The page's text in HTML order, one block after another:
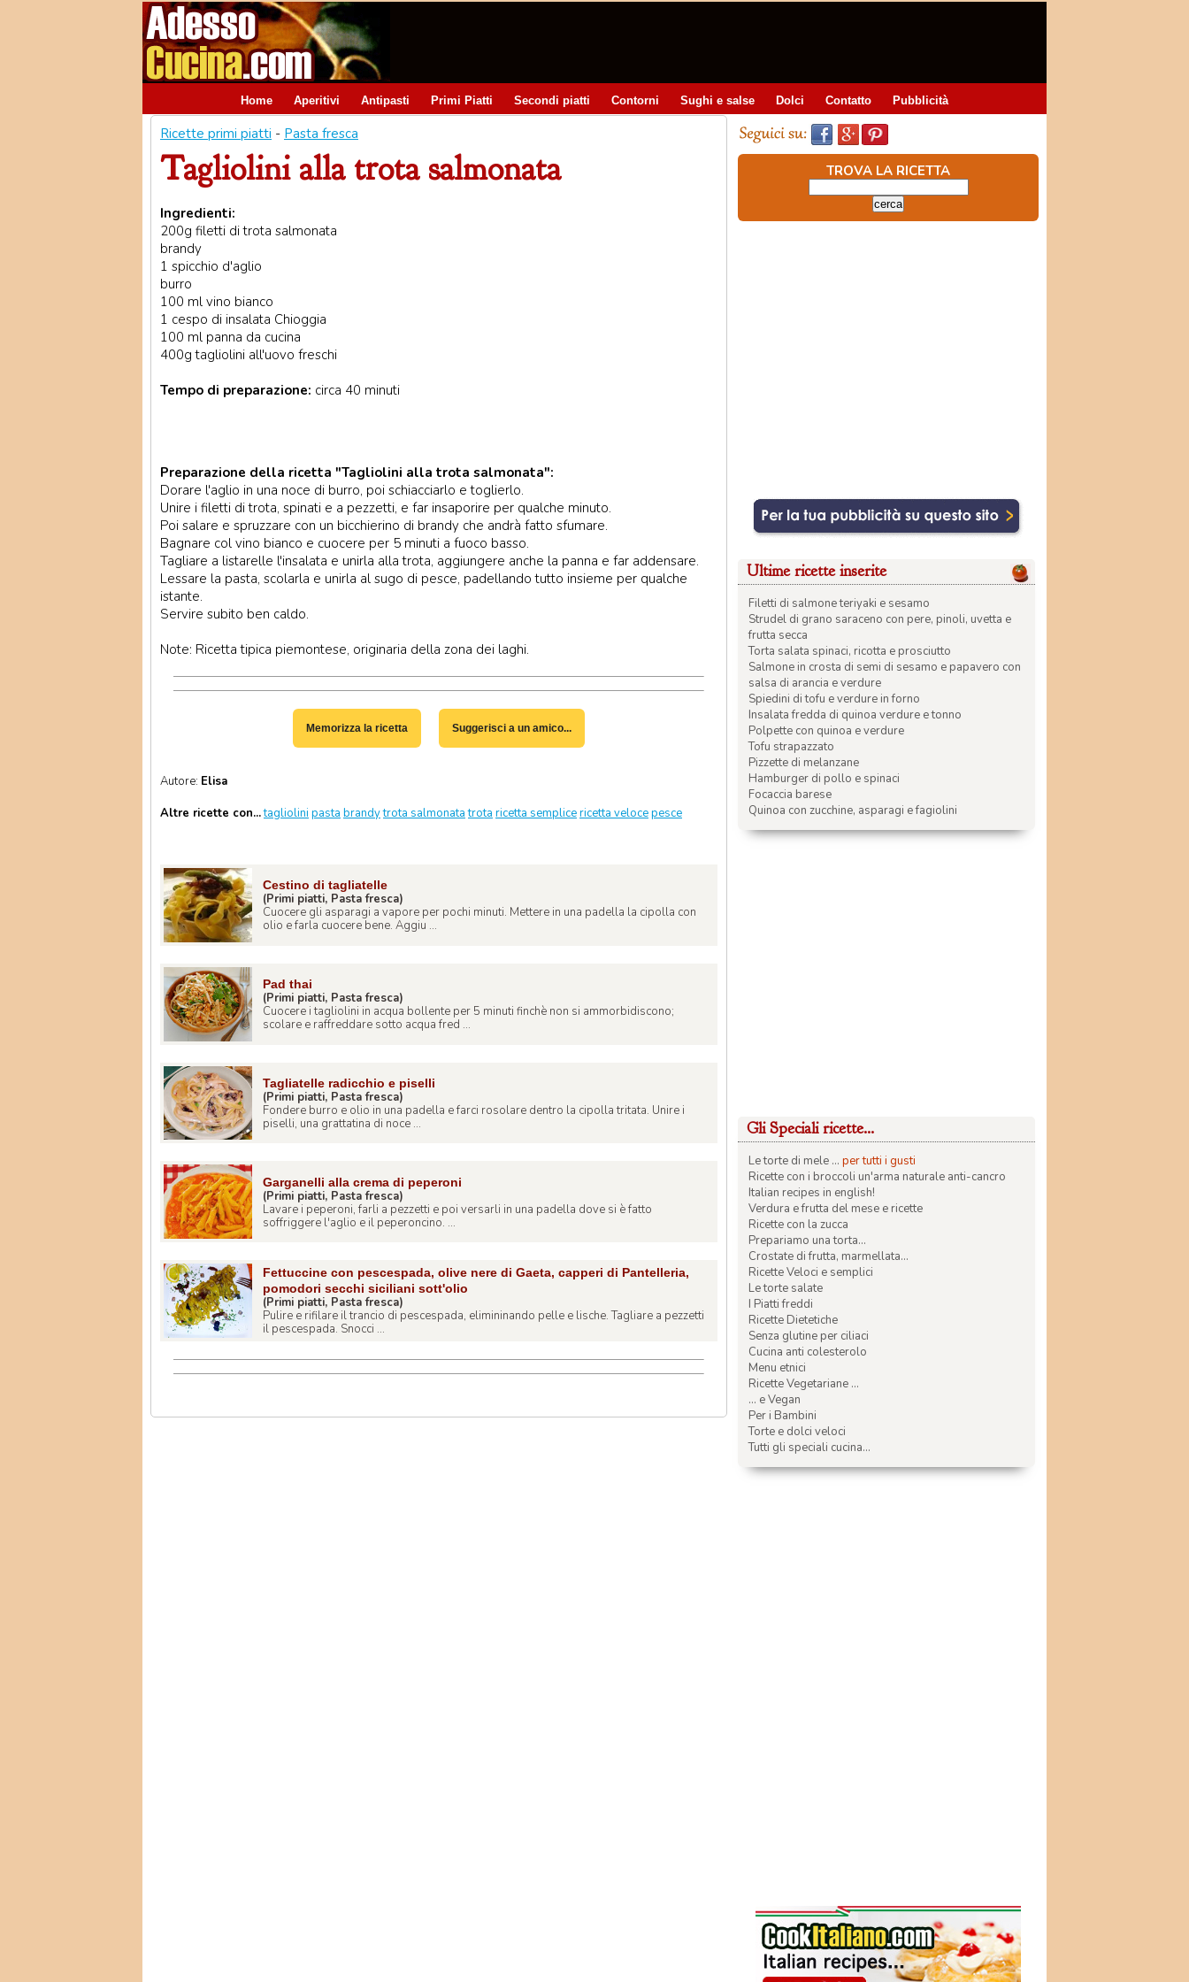
Home Aperitivi Antipasti Primi Piatti Secondi piatti Contorni Sughi e salse Dolci Contatto Pubblicità
Ricette primi piatti - Pasta fresca
Tagliolini alla trota salmonata
Ingredienti:
200g filetti di trota salmonata
brandy
1 spicchio d'aglio
burro
100 ml vino bianco
1 cespo di insalata Chioggia
100 ml panna da cucina
400g tagliolini all'uovo freschi
Tempo di preparazione: circa 40 minuti
Preparazione della ricetta "Tagliolini alla trota salmonata":
Dorare l'aglio in una noce di burro, poi schiacciarlo e toglierlo.
Unire i filetti di trota, spinati e a pezzetti, e far insaporire per qualche minuto.
Poi salare e spruzzare con un bicchierino di brandy che andrà fatto sfumare.
Bagnare col vino bianco e cuocere per 5 minuti a fuoco basso.
Tagliare a listarelle l'insalata e unirla alla trota, aggiungere anche la panna e far addensare.
Lessare la pasta, scolarla e unirla al sugo di pesce, padellando tutto insieme per qualche
istante.
Servire subito ben caldo.
Note: Ricetta tipica piemontese, originaria della zona dei laghi.
Memorizza la ricetta Suggerisci a un amico...
Autore: Elisa
Altre ricette con...tagliolini pasta brandytrota salmonata trota ricetta semplicericetta velocepesce
Cestino di tagliatelle
(Primi piatti, Pasta fresca)
Cuocere gli asparagi a vapore per pochi minuti. Mettere in una padella la cipolla con
olio e farla cuocere bene. Aggiu ...
Pad thai
(Primi piatti, Pasta fresca)
Cuocere i tagliolini in acqua bollente per 5 minuti finchè non si ammorbidiscono;
scolare e raffreddare sotto acqua fred ...
Tagliatelle radicchio e piselli
(Primi piatti, Pasta fresca)
Fondere burro e olio in una padella e farci rosolare dentro la cipolla tritata. Unire i
piselli, una grattatina di noce ...
Garganelli alla crema di peperoni
(Primi piatti, Pasta fresca)
Lavare i peperoni, farli a pezzetti e poi versarli in una padella dove si è fatto
soffriggere l'aglio e il peperoncino. ...
Fettuccine con pescespada, olive nere di Gaeta, capperi di Pantelleria,
pomodori secchi siciliani sott'olio
(Primi piatti, Pasta fresca)
Pulire e rifilare il trancio di pescespada, elimininando pelle e lische. Tagliare a pezzetti
il pescespada. Snocci ...
TROVA LA RICETTA
Ultime ricette inserite
Filetti di salmone teriyaki e sesamo
Strudel di grano saraceno con pere, pinoli, uvetta e
frutta secca
Torta salata spinaci, ricotta e prosciutto
Salmone in crosta di semi di sesamo e papavero con
salsa di arancia e verdure
Spiedini di tofu e verdure in forno
Insalata fredda di quinoa verdure e tonno
Polpette con quinoa e verdure
Tofu strapazzato
Pizzette di melanzane
Hamburger di pollo e spinaci
Focaccia barese
Quinoa con zucchine, asparagi e fagiolini
Gli Speciali ricette...
Le torte di mele ... per tutti i gusti
Ricette con i broccoli un'arma naturale anti-cancro
Italian recipes in english!
Verdura e frutta del mese e ricette
Ricette con la zucca
Prepariamo una torta...
Crostate di frutta, marmellata...
Ricette Veloci e semplici
Le torte salate
I Piatti freddi
Ricette Dietetiche
Senza glutine per ciliaci
Cucina anti colesterolo
Menu etnici
Ricette Vegetariane ...
... e Vegan
Per i Bambini
Torte e dolci veloci
Tutti gli speciali cucina...